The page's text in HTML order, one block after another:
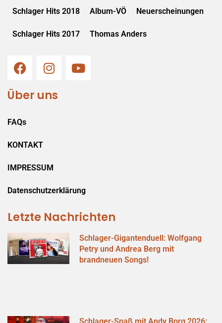
Schlager Hits 2018 Album-VÖ Neuerscheinungen
Schlager Hits 2017 Thomas Anders
Über uns
FAQs
KONTAKT
IMPRESSUM
Datenschutzerklärung
Letzte Nachrichten
Schlager-Gigantenduell: Wolfgang
Petry und Andrea Berg mit
brandneuen Songs!